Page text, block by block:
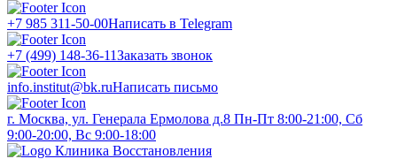
+7 985 311-50-00Написать в Telegram
+7 (499) 148-36-11Заказать звонок
info.institut@bk.ruНаписать письмо
г. Москва, ул. Генерала Ермолова д.8 Пн-Пт 8:00-21:00, Сб
9:00-20:00, Вс 9:00-18:00
Клиника Восстановления